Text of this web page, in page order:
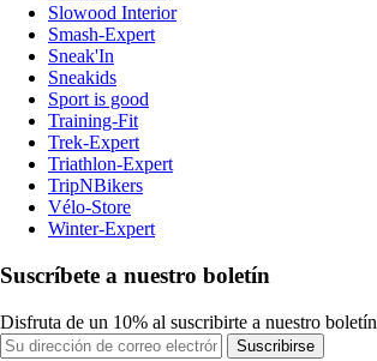
Slowood Interior
Smash-Expert
Sneak'In
Sneakids
Sport is good
Training-Fit
Trek-Expert
Triathlon-Expert
TripNBikers
Vélo-Store
Winter-Expert
Suscríbete a nuestro boletín
Disfruta de un 10% al suscribirte a nuestro boletín
Suscribirse